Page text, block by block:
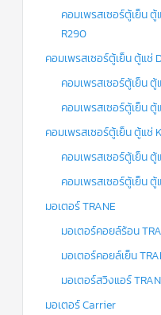
คอมเพรสเซอร์ตู้เย็น ตู้
R290
คอมเพรสเซอร์ตู้เย็น ตู้แช่
คอมเพรสเซอร์ตู้เย็น ตู้
คอมเพรสเซอร์ตู้เย็น
คอมเพรสเซอร์ตู้เย็น ตู้แช่
คอมเพรสเซอร์ตู้เย็น ตู้
คอมเพรสเซอร์ตู้เย็น ตู้
มอเตอร์ TRANE
มอเตอร์คอยล์ร้อน
มอเตอร์คอยล์เย็น
มอเตอร์สวิงแอร์
มอเตอร์ Carrier